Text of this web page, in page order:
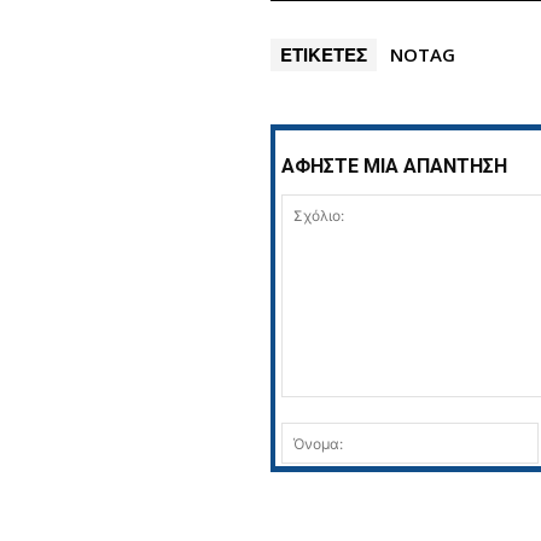
ΕΤΙΚΕΤΕΣ NOTAG
ΑΦΗΣΤΕ ΜΙΑ ΑΠΑΝΤΗΣΗ